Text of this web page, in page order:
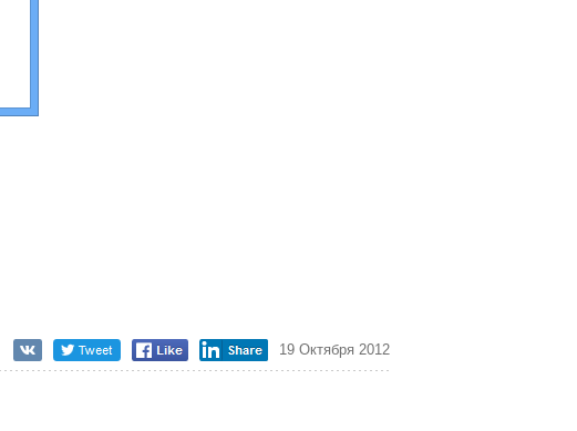
19 Октября 2012